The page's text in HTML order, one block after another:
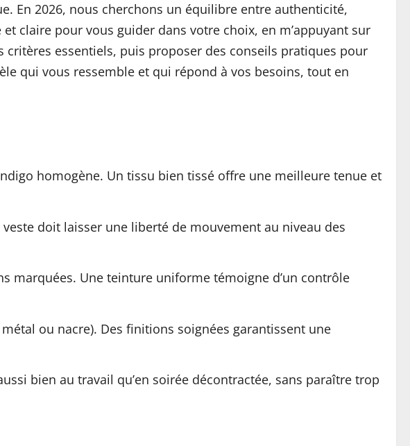
En 2026, nous cherchons un équilibre entre authenticité,
claire pour vous guider dans votre choix, en m’appuyant sur
essentiels, puis proposer des conseils pratiques pour
qui vous ressemble et qui répond à vos besoins, tout en
homogène. Un tissu bien tissé offre une meilleure tenue et
doit laisser une liberté de mouvement au niveau des
marquées. Une teinture uniforme témoigne d’un contrôle
ou nacre). Des finitions soignées garantissent une
bien au travail qu’en soirée décontractée, sans paraître trop